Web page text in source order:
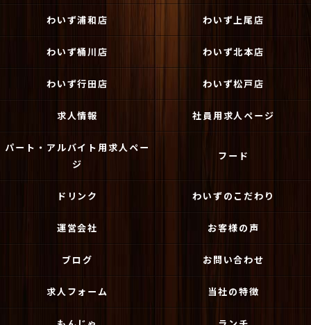
わいず浦和店 わいず上尾店
わいず桶川店 わいず北本店
わいず行田店 わいず松戸店
求人情報 社員用求人ページ
パート・アルバイト用求人ペー
ジ
フード
ドリンク わいずのこだわり
運営会社 お客様の声
ブログ お問い合わせ
求人フォーム 当社の特徴